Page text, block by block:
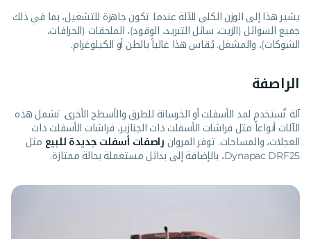
يشير هذا إلى الوزن الكلي للآلة عندما تكون جاهزة للتشغيل، بما في ذلك
جميع السوائل (الزيت، سائل التبريد، الوقود)، الملحقات (الجرافات،
الشوكات)، والمشغل. يُقاس هذا غالباً بالطن أو الكيلوغرام.
الراصفة
آلة تُستخدم لمد الأسفلت أو الخرسانة للطرق والأسطح الأخرى. تشمل هذه
الآلات أنواعاً مثل فراشات الأسفلت ذات الجنازير، فراشات الأسفلت ذات
العجلات، والمساحات. توفر المروان راصفات أسفلت جديدة للبيع مثل
Dynapac DRF25، بالإضافة إلى بدائل مستعملة بحالة ممتازة.